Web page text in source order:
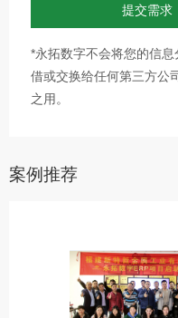
提交需求
*永拓数字不会将您的信息
借或交换给任何第三方公
之用。
案例推荐